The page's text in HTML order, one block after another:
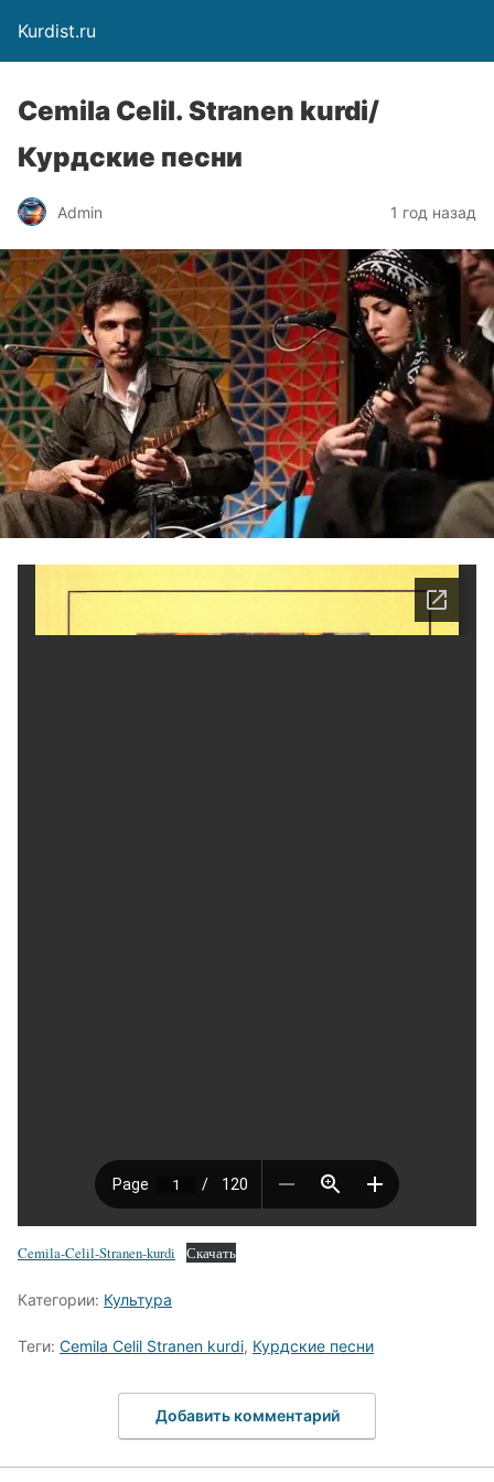
Kurdist.ru
Cemila Celil. Stranen kurdi/
Курдские песни
Admin 1 год назад
Cemila-Celil-Stranen-kurdi Скачать
Категории: Культура
Теги: Cemila Celil Stranen kurdi, Курдские песни
Добавить комментарий